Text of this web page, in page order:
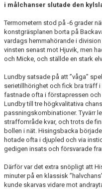
i målchanser slutade den
Termometern stod på -6 grader
konstgräsplanen borta på
vardags hemmahörande i
vinsten senast mot Hjuvik, men
och Micke, och ställde en stark
Lundby satsade på att ”våga”
serietillhörighet och fick bra träff
fastnade ofta i förstapressen
Lundby till tre högkvalitativa
passningskombinationer. Tyvärr
straffområde kvar, och trots de
bollen i nät. Hisingsbacka
hotade ofta i djupled och via
gedigen insats och försvarade
Därför var det extra snöpligt att
minuter på en klassisk
kunde skarvas vidare mot